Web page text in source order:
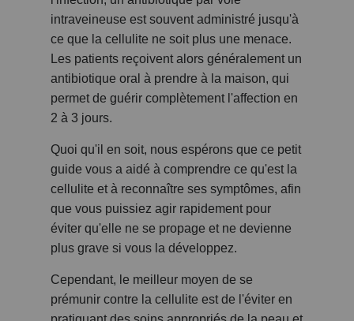
intraveineuse est souvent administré jusqu'à
ce que la cellulite ne soit plus une menace.
Les patients reçoivent alors généralement un
antibiotique oral à prendre à la maison, qui
permet de guérir complètement l'affection en
2 à 3 jours.
Quoi qu'il en soit, nous espérons que ce petit
guide vous a aidé à comprendre ce qu'est la
cellulite et à reconnaître ses symptômes, afin
que vous puissiez agir rapidement pour
éviter qu'elle ne se propage et ne devienne
plus grave si vous la développez.
Cependant, le meilleur moyen de se
prémunir contre la cellulite est de l'éviter en